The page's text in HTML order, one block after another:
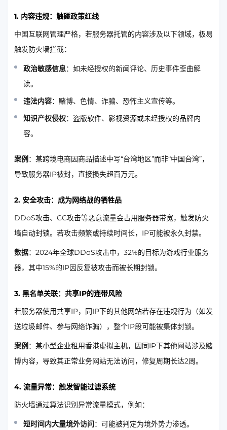
1. 内容违规：触碰政策红线
中国互联网管理严格，若服务器托管的内容涉及以下领域，极易
触发防火墙拦截：
政治敏感信息：如未经授权的新闻评论、历史事件歪曲解
读。
违法内容：赌博、色情、诈骗、恐怖主义宣传等。
知识产权侵权：盗版软件、影视资源或未经授权的品牌内
容。
案例 ：某跨境电商因商品描述中写“台湾地区”而非“中国台湾”，
导致服务器IP被封，直接损失超百万元。
2. 安全攻击：成为网络战的牺牲品
DDoS攻击、CC攻击等恶意流量会占用服务器带宽，触发防火
墙自动封锁。若攻击频繁或持续时间长，IP可能被永久封禁。
数据：2024年全球DDoS攻击中，32%的目标为游戏行业服务
器，其中15%的IP因反复被攻击而被长期封锁。
3. 黑名单关联：共享IP的连带风险
若服务器使用共享IP，同IP下的其他网站若存在违规行为（如发
送垃圾邮件、参与网络诈骗），整个IP段可能被集体封锁。
案例 ：某小型企业租用香港虚拟主机，因同IP下其他网站涉及赌
博内容，导致其正常业务网站无法访问，修复周期长达2周。
4. 流量异常：触发智能过滤系统
防火墙通过算法识别异常流量模式，例如：
短时间内大量境外访问：可能被判定为境外势力渗透。